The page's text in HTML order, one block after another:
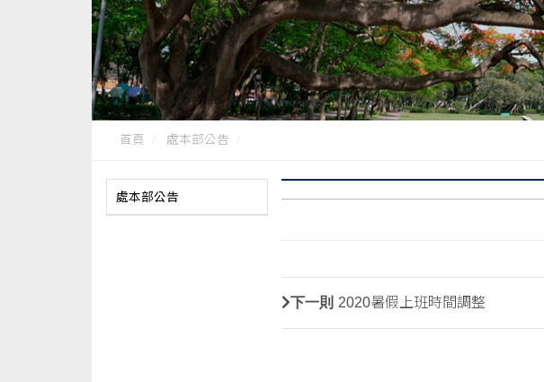
首頁 處本部公告
處本部公告
下一則 2020暑假上班時間調整